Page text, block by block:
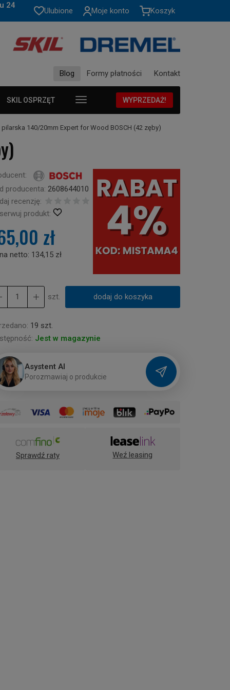
24
Ulubione Moje konto Koszyk
Blog Formy płatności Kontakt
SKIL OSPRZĘT WYPRZEDAŻ!
pilarska 140/20mm Expert for Wood BOSCH (42 zęby)
producenta: 2608644010
recenzję:
produkt:
zł
netto: 134,15 zł
szt. dodaj do koszyka
19 szt.
Jest w magazynie
Asystent AI
Porozmawiaj o produkcie
Sprawdź raty Weź leasing